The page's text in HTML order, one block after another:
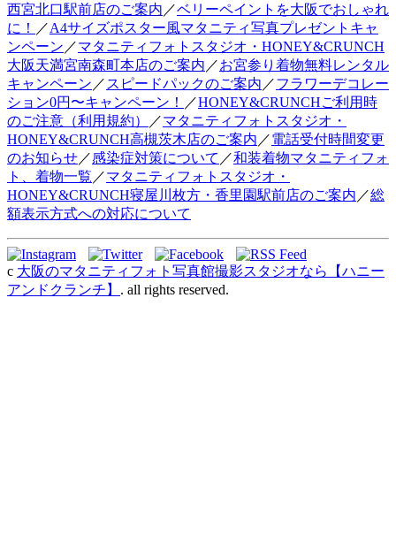
西宮北口駅前店のご案内 ／ベリーペイントを大阪でおしゃれ
に！ ／A4サイズポスター風マタニティ写真プレゼントキャ
ンペーン ／マタニティフォトスタジオ・HONEY&CRUNCH
大阪天満宮南森町本店のご案内 ／お宮参り着物無料レンタル
キャンペーン ／ スピードパックのご案内 ／フラワーデコレー
ション0円〜キャンペーン！ ／HONEY&CRUNCHご利用時
のご注意（利用規約）
／マタニティフォトスタジオ・
HONEY&CRUNCH高槻茨木店のご案内 ／電話受付時間変更
のお知らせ／感染症対策について ／和装着物マタニティフォ
ト、着物一覧 ／マタニティフォトスタジオ・
HONEY&CRUNCH寝屋川枚方・香里園駅前店のご案内 ／総
額表示方式への対応について
c 大阪のマタニティフォト写真館撮影スタジオなら【ハニー
アンドクランチ】 . all rights reserved.